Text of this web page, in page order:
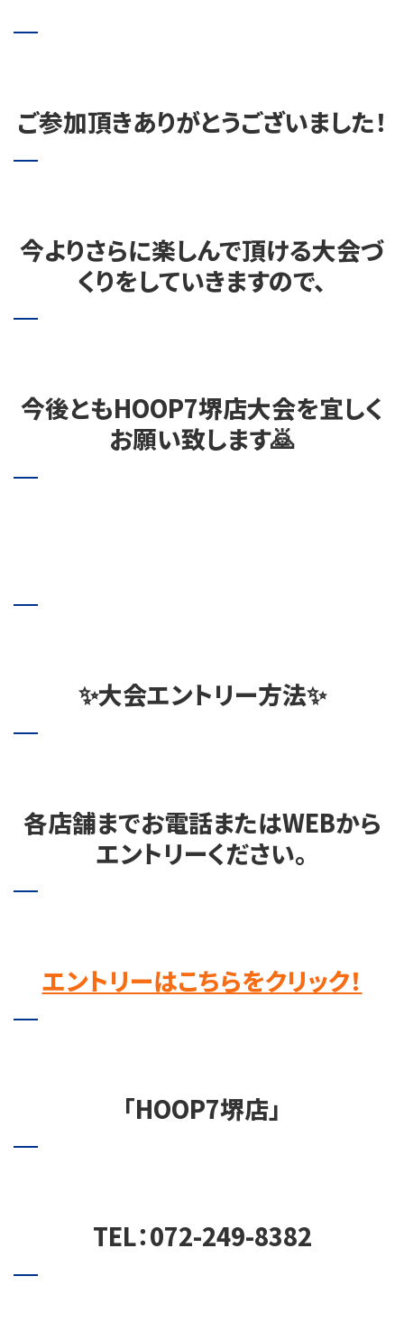
ご参加頂きありがとうございました！
今よりさらに楽しんで頂ける大会づ
くりをしていきますので、
今後ともHOOP7堺店大会を宜しく
お願い致します🙇
✨大会エントリー方法✨
各店舗までお電話またはWEBから
エントリーください。
エントリーはこちらをクリック！
「HOOP7堺店」
TEL：072-249-8382